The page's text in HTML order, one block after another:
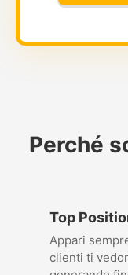
Perché
Top
Appari
clienti ti